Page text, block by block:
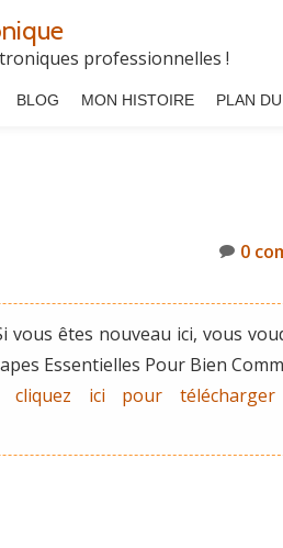
professionnelles !
BLOG MON HISTOIRE PLAN
0
vous êtes nouveau ici, vous
Essentielles Pour Bien
cliquez ici pour